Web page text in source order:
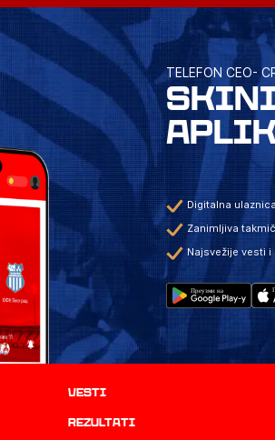
TELEFON CEO-
Digitalna
Zanimljiva
Najsvežije vesti
Vesti
rezultati